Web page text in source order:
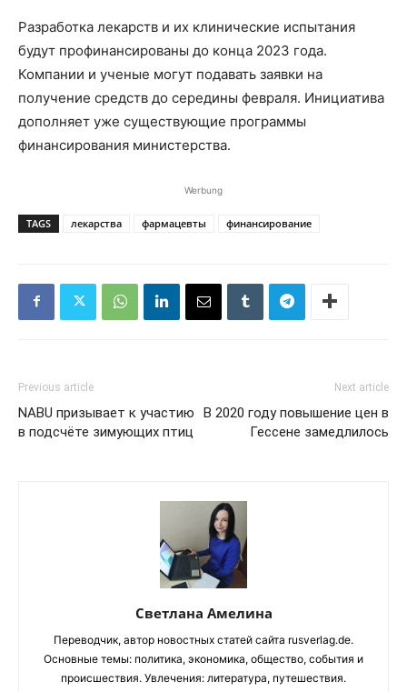
Разработка лекарств и их клинические испытания
будут профинансированы до конца 2023 года.
Компании и ученые могут подавать заявки на
получение средств до середины февраля. Инициатива
дополняет уже существующие программы
финансирования министерства.
Werbung
TAGS лекарства фармацевты финансирование
Previous article
NABU призывает к участию
в подсчёте зимующих птиц
Next article
В 2020 году повышение цен в
Гессене замедлилось
Светлана Амелина
Переводчик, автор новостных статей сайта rusverlag.de.
Основные темы: политика, экономика, общество, события и
происшествия. Увлечения: литература, путешествия.